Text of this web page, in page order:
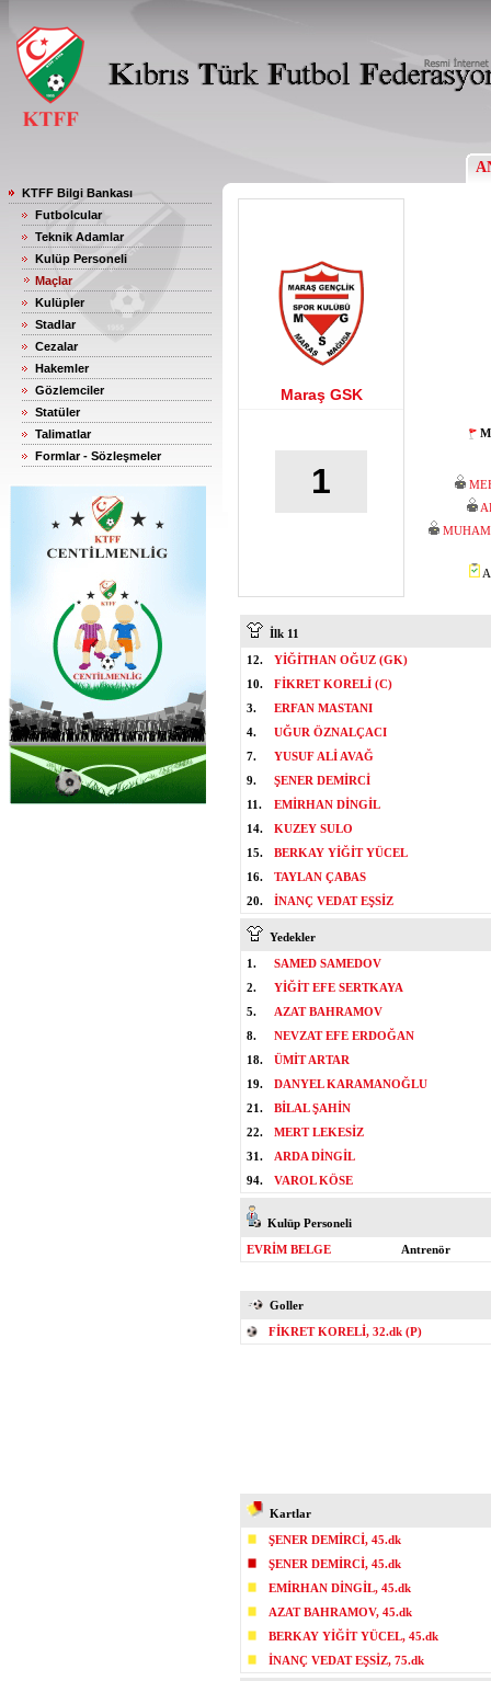
KTFF Bilgi Bankası
Futbolcular
Teknik Adamlar
Kulüp Personeli
Maçlar
Kulüpler
Stadlar
Cezalar
Hakemler
Gözlemciler
Statüler
Talimatlar
Formlar - Sözleşmeler
Maraş GSK
1
İlk 11
12.
YİĞİTHAN OĞUZ (GK)
10.
FİKRET KORELİ (C)
3.
ERFAN MASTANI
4.
UĞUR ÖZNALÇACI
7.
YUSUF ALİ AVAĞ
9.
ŞENER DEMİRCİ
11.
EMİRHAN DİNGİL
14.
KUZEY SULO
15.
BERKAY YİĞİT YÜCEL
16.
TAYLAN ÇABAS
20.
İNANÇ VEDAT EŞSİZ
Yedekler
1.
SAMED SAMEDOV
2.
YİĞİT EFE SERTKAYA
5.
AZAT BAHRAMOV
8.
NEVZAT EFE ERDOĞAN
18.
ÜMİT ARTAR
19.
DANYEL KARAMANOĞLU
21.
BİLAL ŞAHİN
22.
MERT LEKESİZ
31.
ARDA DİNGİL
94.
VAROL KÖSE
Kulüp Personeli
EVRİM BELGE
Antrenör
Goller
FİKRET KORELİ, 32.dk (P)
Kartlar
ŞENER DEMİRCİ, 45.dk
ŞENER DEMİRCİ, 45.dk
EMİRHAN DİNGİL, 45.dk
AZAT BAHRAMOV, 45.dk
BERKAY YİĞİT YÜCEL, 45.dk
İNANÇ VEDAT EŞSİZ, 75.dk